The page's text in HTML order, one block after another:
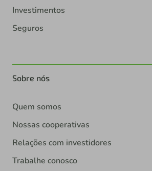
Investimentos
Seguros
Sobre nós
Quem somos
Nossas cooperativas
Relações com investidores
Trabalhe conosco